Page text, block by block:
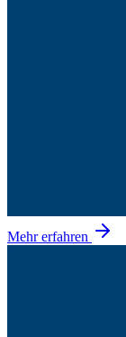
Mehr erfahren